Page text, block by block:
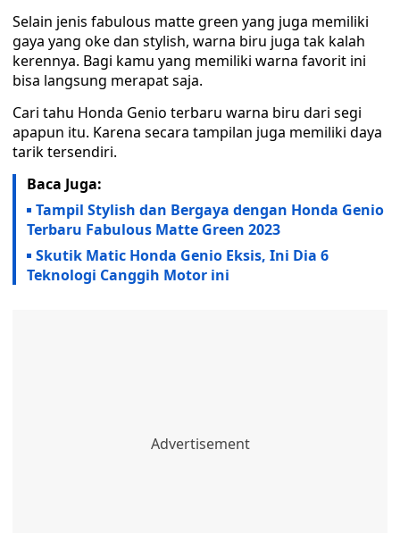
Selain jenis fabulous matte green yang juga memiliki
gaya yang oke dan stylish, warna biru juga tak kalah
kerennya. Bagi kamu yang memiliki warna favorit ini
bisa langsung merapat saja.
Cari tahu Honda Genio terbaru warna biru dari segi
apapun itu. Karena secara tampilan juga memiliki daya
tarik tersendiri.
Baca Juga:
Tampil Stylish dan Bergaya dengan Honda Genio
Terbaru Fabulous Matte Green 2023
Skutik Matic Honda Genio Eksis, Ini Dia 6
Teknologi Canggih Motor ini